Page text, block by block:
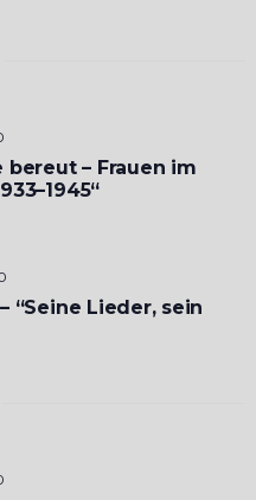
bereut – Frauen im
“Seine Lieder, sein